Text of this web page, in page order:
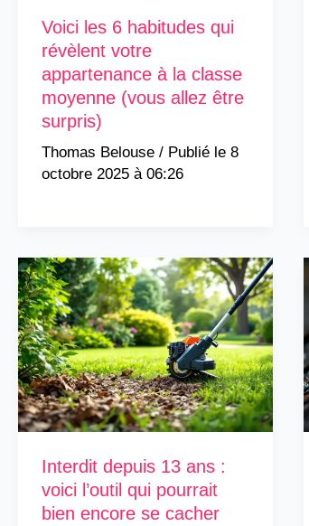
Voici les 6 habitudes qui
révèlent votre
appartenance à la classe
moyenne (vous allez être
surpris)
Thomas Belouse /
8
octobre 2025 à 06:26
Interdit depuis 13 ans :
voici l’outil qui pourrait
bien encore se cacher